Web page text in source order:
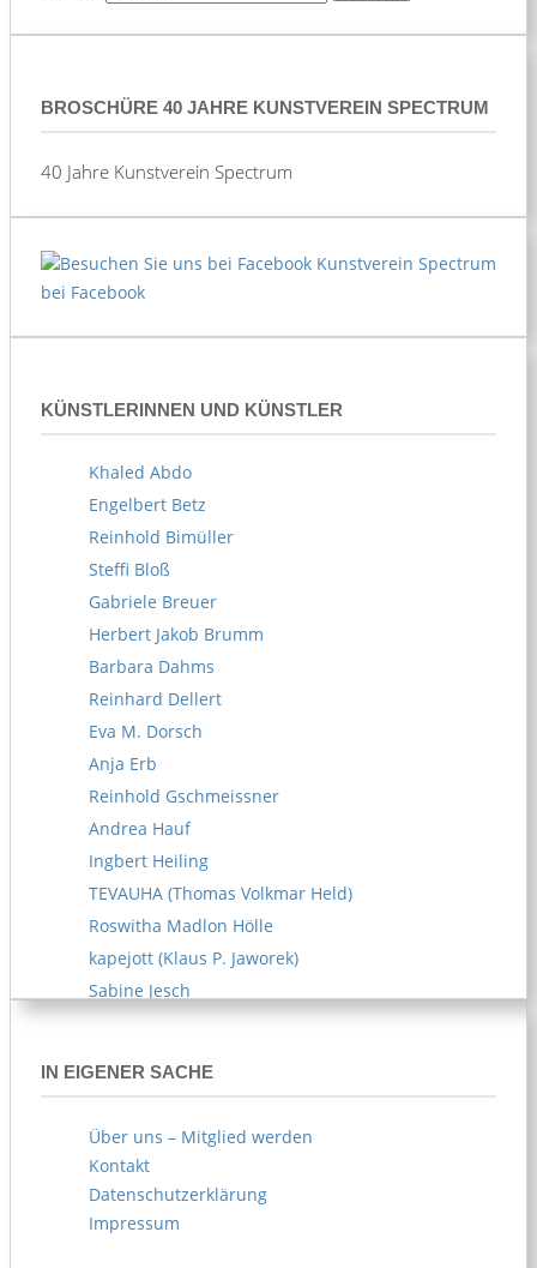
BROSCHÜRE 40 JAHRE KUNSTVEREIN SPECTRUM
40 Jahre Kunstverein Spectrum
Kunstverein Spectrum
bei Facebook
KÜNSTLERINNEN UND KÜNSTLER
Khaled Abdo
Engelbert Betz
Reinhold Bimüller
Steffi Bloß
Gabriele Breuer
Herbert Jakob Brumm
Barbara Dahms
Reinhard Dellert
Eva M. Dorsch
Anja Erb
Reinhold Gschmeissner
Andrea Hauf
Ingbert Heiling
TEVAUHA (Thomas Volkmar Held)
Roswitha Madlon Hölle
kapejott (Klaus P. Jaworek)
Sabine Jesch
AKOE (Arife Körblein)
Norbert Köster
IN EIGENER SACHE
Über uns – Mitglied werden
Kontakt
Datenschutzerklärung
Impressum